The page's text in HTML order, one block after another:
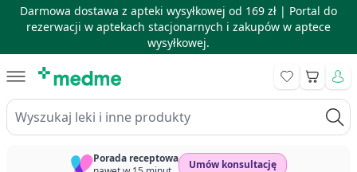
Darmowa dostawa z apteki wysyłkowej od 169 zł | Portal do
rezerwacji w aptekach stacjonarnych i zakupów w aptece
wysyłkowej.
Wyszukaj leki i inne produkty
Koszyk
Porada receptowa
Umów konsultację